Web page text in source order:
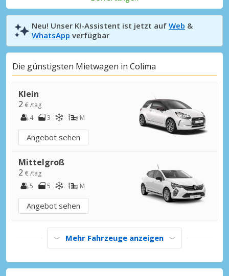
Neu! Unser KI-Assistent ist jetzt auf Web &
WhatsApp verfügbar
Die günstigsten Mietwagen in Colima
Klein
2 € /tag
4
3 M
Angebot sehen
Mittelgroß
2 € /tag
5
5 M
Angebot sehen
Mehr Fahrzeuge anzeigen